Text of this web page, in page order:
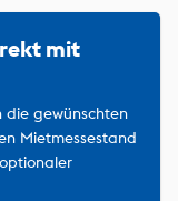
mit
die gewünschten
Mietmessestand